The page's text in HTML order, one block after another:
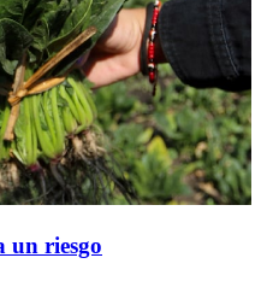
un riesgo